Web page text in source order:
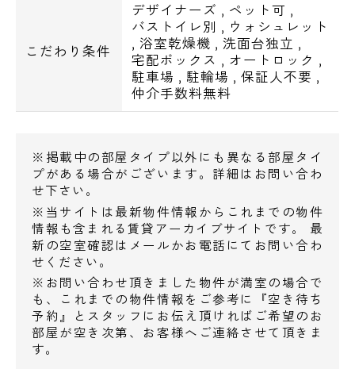
コミュニティショップ二口屋 139m
ファミリーマート大島駅前店 243m
■ドラッグストア
どらっぐぱぱす大島店 38m
くすりの福太郎大島駅前店 220m
■飲食店
ほっともっと大島4丁目店 38m
炭火焼肉酒家牛角西大島店 118m
サイゼリヤ大島松坂屋ストア前店 182m
■病院
江東病院 247m
■郵便局
城東郵便局 224m
江東北砂五郵便局 619m
■図書館
こだわり条件
デザイナーズ , ペット可 ,
バストイレ別 , ウォシュレット
, 浴室乾燥機 , 洗面台独立 ,
宅配ボックス , オートロック ,
駐車場 , 駐輪場 , 保証人不要 ,
仲介手数料無料
※掲載中の部屋タイプ以外にも異なる部屋タイ
プがある場合がございます。詳細はお問い合わ
せ下さい。
※当サイトは最新物件情報からこれまでの物件
情報も含まれる賃貸アーカイブサイトです。 最
新の空室確認はメールかお電話にてお問い合わ
せください。
※お問い合わせ頂きました物件が満室の場合で
も、これまでの物件情報をご参考に『空き待ち
予約』とスタッフにお伝え頂ければご希望のお
部屋が空き次第、お客様へご連絡させて頂きま
す。
電話でお問い合わせ